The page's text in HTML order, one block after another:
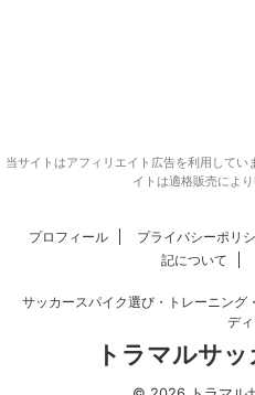
当サイトはアフィリエイト広告を利用して
イトは適格販売により
プロフィール プライバシーポリ
記について
サッカースパイク選び・トレーニング
デ
トラマルサ